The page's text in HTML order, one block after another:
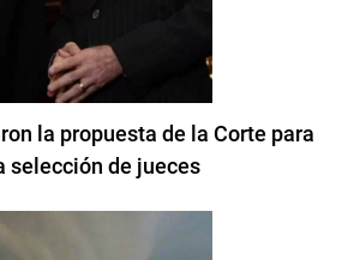
la propuesta de la Corte para
selección de jueces